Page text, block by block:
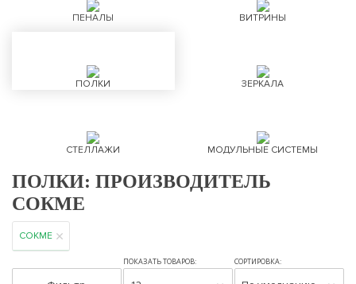
ПЕНАЛЫ ВИТРИНЫ
ПОЛКИ ЗЕРКАЛА
СТЕЛЛАЖИ МОДУЛЬНЫЕ СИСТЕМЫ
ПОЛКИ: ПРОИЗВОДИТЕЛЬ
СОКМЕ
СОКМЕ
ПОКАЗАТЬ ТОВАРОВ: СОРТИРОВКА: